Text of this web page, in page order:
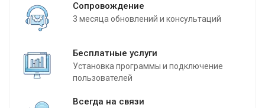
Сопровождение
3 месяца обновлений и консультаций
Бесплатные услуги
Установка программы и подключение
пользователей
Всегда на связи